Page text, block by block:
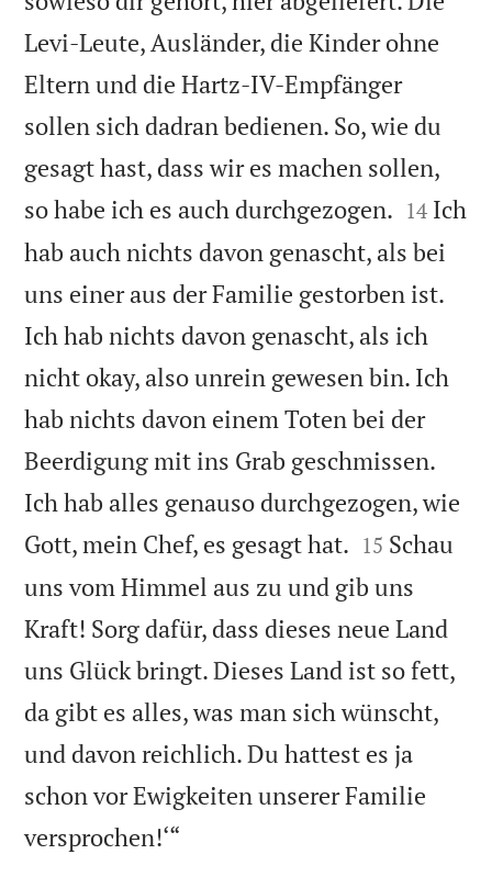
Levi-Leute, Ausländer, die Kinder ohne
Eltern und die Hartz-IV-Empfänger
sollen sich dadran bedienen. So, wie du
gesagt hast, dass wir es machen sollen,
so habe ich es auch durchgezogen. 

14 Ich
hab auch nichts davon genascht, als bei
uns einer aus der Familie gestorben ist.
Ich hab nichts davon genascht, als ich
nicht okay, also unrein gewesen bin. Ich
hab nichts davon einem Toten bei der
Beerdigung mit ins Grab geschmissen.
Ich hab alles genauso durchgezogen, wie
Gott, mein Chef, es gesagt hat. 

15 Schau
uns vom Himmel aus zu und gib uns
Kraft! Sorg dafür, dass dieses neue Land
uns Glück bringt. Dieses Land ist so fett,
da gibt es alles, was man sich wünscht,
und davon reichlich. Du hattest es ja
schon vor Ewigkeiten unserer Familie
versprochen!‘“